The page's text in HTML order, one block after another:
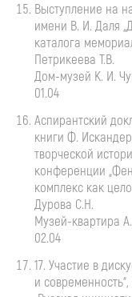
Выступление на
имени В. И. Даля „
каталога
Петрикеева Т.В.
Дом-музей К. И.
01.04
Аспирантский
книги Ф.
творческой
конференции
комплекс как
Дурова С.Н.
Музей-квартира
02.04
17. Участие в
и